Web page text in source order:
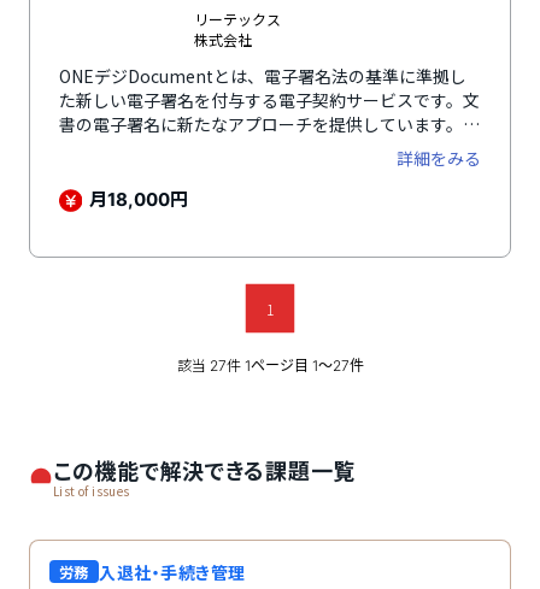
リーテックス
株式会社
ONEデジDocumentとは、電子署名法の基準に準拠し
た新しい電子署名を付与する電子契約サービスです。文
書の電子署名に新たなアプローチを提供しています。
40年前の技術であるRSAなどの公開鍵暗号方式と異な
り、文書の完全性と真正性を高度に保証し、複雑な取引
や多方間契約をサポートする能力を持っているのが特徴
使用者にとっての効率化、コスト削減、コンプライアン
スの向上を目指しています。
詳細をみる
月18,000円
1
該当 27件 1ページ目 1〜27件
この機能で解決できる課題一覧
List of issues
労務 入退社・手続き管理